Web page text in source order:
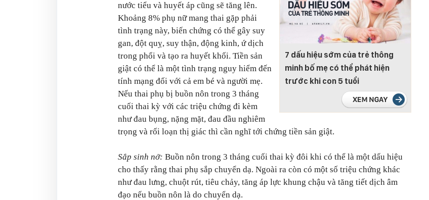
7 dấu hiệu sớm của trẻ thông
minh bố mẹ có thể phát hiện
trước khi con 5 tuổi
nước tiểu và huyết áp cũng sẽ tăng lên.
Khoảng 8% phụ nữ mang thai gặp phải
tình trạng này, biến chứng có thể gây suy
gan, đột quỵ, suy thận, động kinh, ứ dịch
trong phổi và tạo ra huyết khối. Tiền sản
giật có thể là một tình trạng nguy hiểm đến
tính mạng đối với cả em bé và người mẹ.
Nếu thai phụ bị buồn nôn trong 3 tháng
cuối thai kỳ với các triệu chứng đi kèm
như đau bụng, nặng mặt, đau đầu nghiêm
trọng và rối loạn thị giác thì cần nghĩ tới chứng tiền sản giật.
Sắp sinh nở: Buồn nôn trong 3 tháng cuối thai kỳ đôi khi có thể là một dấu hiệu
cho thấy rằng thai phụ sắp chuyển dạ. Ngoài ra còn có một số triệu chứng khác
như đau lưng, chuột rút, tiêu chảy, tăng áp lực khung chậu và tăng tiết dịch âm
đạo nếu buồn nôn là do chuyển dạ.